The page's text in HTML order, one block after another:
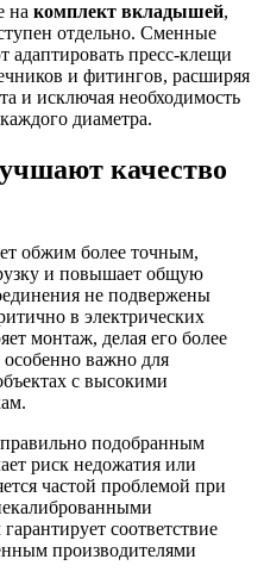
на комплект вкладышей,
отдельно. Сменные
пресс-клещи
и фитингов, расширяя
и исключая необходимость
диаметра.
качество
обжим более точным,
и повышает общую
не подвержены
в электрических
монтаж, делая его более
важно для
с высокими
подобранным
риск недожатия или
частой проблемой при
соответствие
производителями